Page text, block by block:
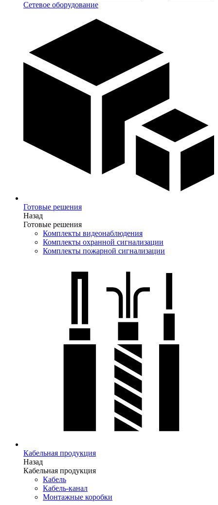
Сетевое оборудование
Готовые решения
Назад
Готовые решения
Комплекты видеонаблюдения
Комплекты охранной сигнализации
Комплекты пожарной сигнализации
Кабельная продукция
Назад
Кабельная продукция
Кабель
Кабель-канал
Монтажные коробки